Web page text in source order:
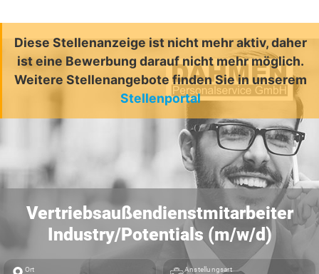
Diese Stellenanzeige ist nicht mehr aktiv, daher
ist eine Bewerbung darauf nicht mehr möglich.
Weitere Stellenangebote finden Sie in unserem
Stellenportal
Vertriebsaußendienstmitarbeiter
Industry/Potentials (m/w/d)
Ort Anstellungsart